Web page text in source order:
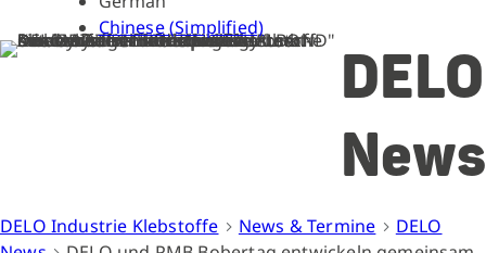
Chinese (Simplified)
DELO
News
DELO Industrie Klebstoffe News & Termine
DELO